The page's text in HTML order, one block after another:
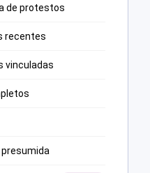
de protestos
recentes
vinculadas